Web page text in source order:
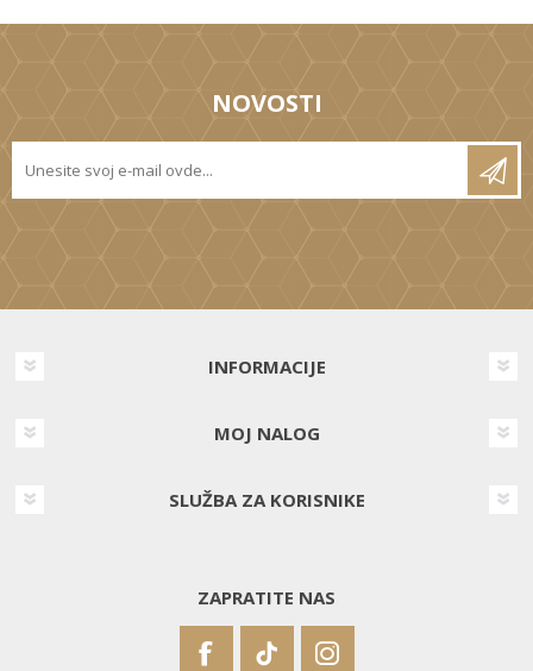
NOVOSTI
INFORMACIJE
MOJ NALOG
SLUŽBA ZA KORISNIKE
ZAPRATITE NAS